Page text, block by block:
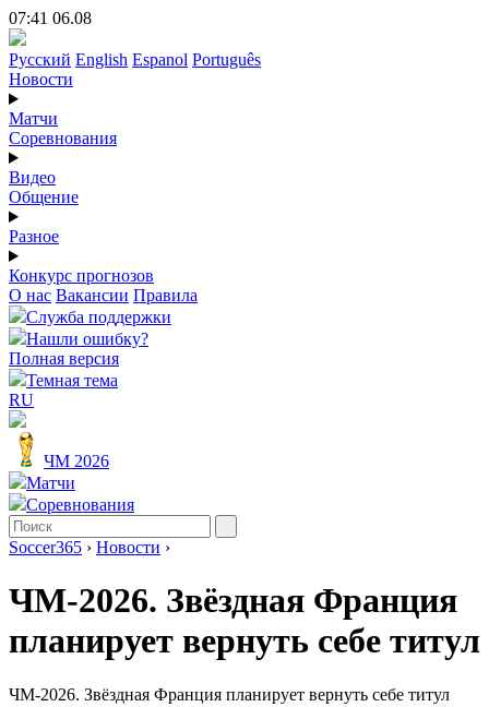
07:41 06.08
Русский English Espanol Português
Новости
Матчи
Соревнования
Видео
Общение
Разное
Конкурс прогнозов
О нас Вакансии Правила
Служба поддержки
Нашли ошибку?
Полная версия
Темная тема
RU
ЧМ 2026
Матчи
Соревнования
Soccer365 › Новости ›
ЧМ-2026. Звёздная Франция
планирует вернуть себе титул
ЧМ-2026. Звёздная Франция планирует вернуть себе титул